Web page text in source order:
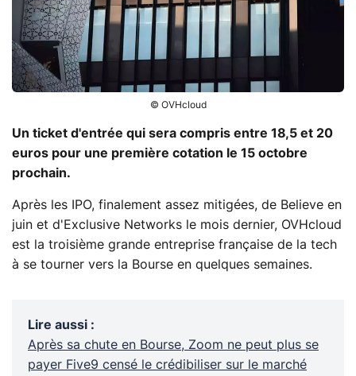
© OVHcloud
Un ticket d'entrée qui sera compris entre 18,5 et 20
euros pour une première cotation le 15 octobre
prochain.
Après les IPO, finalement assez mitigées, de Believe en
juin et d'Exclusive Networks le mois dernier, OVHcloud
est la troisième grande entreprise française de la tech
à se tourner vers la Bourse en quelques semaines.
Lire aussi :
Après sa chute en Bourse, Zoom ne peut plus se
payer Five9 censé le crédibiliser sur le marché